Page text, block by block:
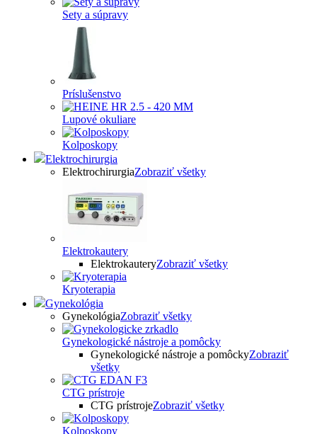
Sety a súpravy
Príslušenstvo
Lupové okuliare
Kolposkopy
Elektrochirurgia
ElektrochirurgiaZobraziť všetky
Elektrokautery
ElektrokauteryZobraziť všetky
Kryoterapia
Gynekológia
GynekológiaZobraziť všetky
Gynekologické nástroje a pomôcky
Gynekologické nástroje a pomôckyZobraziť
všetky
CTG prístroje
CTG prístrojeZobraziť všetky
Kolposkopy